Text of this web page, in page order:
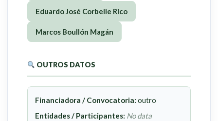
Eduardo José Corbelle Rico
Marcos Boullón Magán
OUTROS DATOS
Financiadora / Convocatoria: outro
Entidades / Participantes: No data